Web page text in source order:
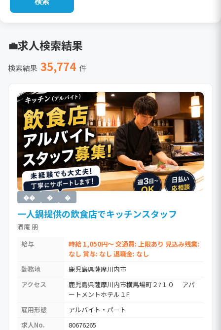
求人検索結果
検索結果 35,774 件
�� � �
一人鍋提供の飲食店でキッチンスタッフ
酒庵 朋
給与
時給 1,050円～ 交通費: 上限あり 見込み残業:
なし 賞与: なし 退職金: なし
勤務地
鹿児島県薩摩川内市
アクセス
鹿児島県薩摩川内市横馬場町２?１０ アパ
ートメントホテル１F
雇用形態
アルバイト・パート
求人No.
80676265